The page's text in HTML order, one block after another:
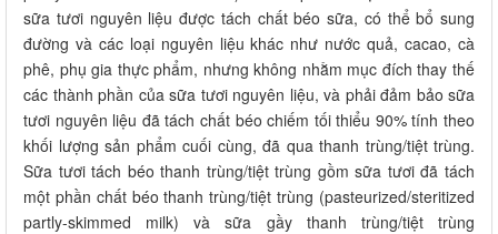
sữa tươi nguyên liệu được tách chất béo sữa, có thể bổ sung
đường và các loại nguyên liệu khác như nước quả, cacao, cà
phê, phụ gia thực phẩm, nhưng không nhằm mục đích thay thế
các thành phần của sữa tươi nguyên liệu, và phải đảm bảo sữa
tươi nguyên liệu đã tách chất béo chiếm tối thiểu 90% tính theo
khối lượng sản phẩm cuối cùng, đã qua thanh trùng/tiệt trùng.
Sữa tươi tách béo thanh trùng/tiệt trùng gồm sữa tươi đã tách
một phần chất béo thanh trùng/tiệt trùng (pasteurized/steritized
partly-skimmed milk) và sữa gầy thanh trùng/tiệt trùng